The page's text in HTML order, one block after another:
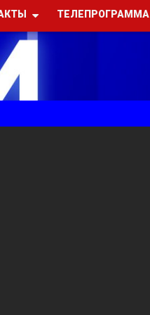
ТЕЛЕПРОГРАММА